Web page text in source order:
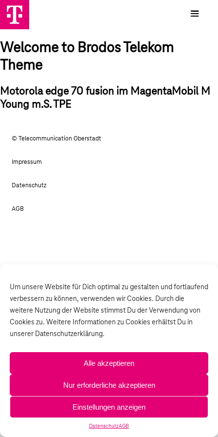
Um unsere Website für Dich optimal zu gestalten und fortlaufend
verbessern zu können, verwenden wir Cookies. Durch die
weitere Nutzung der Website stimmst Du der Verwendung von
Cookies zu. Weitere Informationen zu Cookies erhältst Du in
unserer Datenschutzerklärung.
Alle akzeptieren
Nur erforderliche akzeptieren
Einstellungen anzeigen
DatenschutzAGB
Welcome to Brodos Telekom
Theme
Motorola edge 70 fusion im MagentaMobil M
Young m.S. TPE
© Telecommunication Oberstadt
Impressum
Datenschutz
AGB